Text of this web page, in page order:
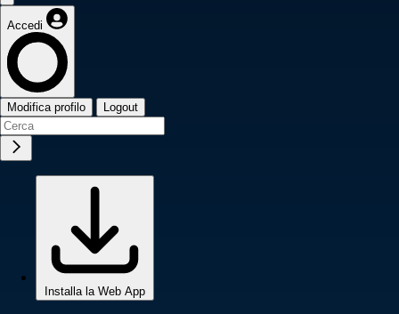
Accedi
Modifica profilo Logout
Installa la Web App